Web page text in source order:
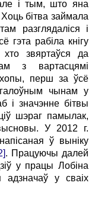
але і тым, што яна
бітва займала
разглядаліся і
гэта рабіла кнігу
звяртаўся да
з вартасцямі
перш за ўсё
галоўным чынам у
і значэнне бітвы
шэраг памылак,
У 2012 г.
ў выніку
. Працуючы далей
у працы Лобіна
у сваіх